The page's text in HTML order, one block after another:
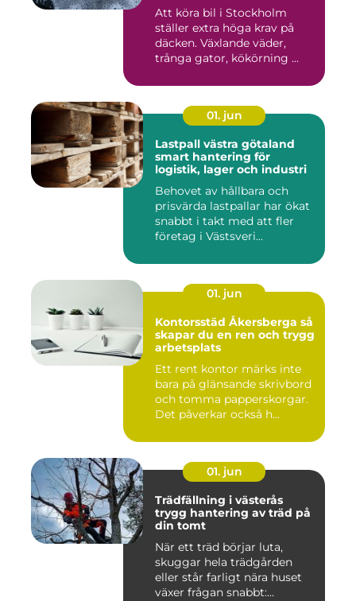
Att köra bil i Stockholm
ställer extra höga krav på
däcken. Växlande väder,
trånga gator, kökörning ...
01. jun
Lastpall västra götaland
smart hantering för
logistik, lager och industri
Behovet av hållbara och
prisvärda lastpallar har ökat
snabbt i takt med att fler
företag i Västsveri...
01. jun
Kontorsstäd Åkersberga så
skapar du en ren och trygg
arbetsplats
Ett rent kontor märks inte
bara på glänsande skrivbord
och tomma papperskorgar.
Det påverkar också h...
01. jun
Trädfällning i västerås
trygg hantering av träd på
din tomt
När ett träd börjar luta,
skuggar hela trädgården
eller står farligt nära huset
växer frågan snabbt:...